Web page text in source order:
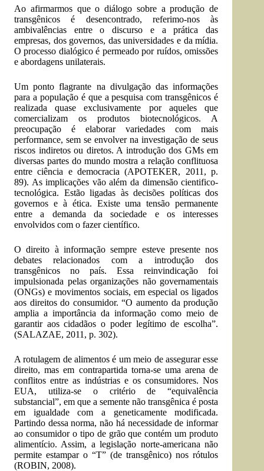
Ao afirmarmos que o diálogo sobre a produção de
transgênicos é desencontrado, referimo-nos às
ambivalências entre o discurso e a prática das
empresas, dos governos, das universidades e da mídia.
O processo dialógico é permeado por ruídos, omissões
e abordagens unilaterais.
Um ponto flagrante na divulgação das informações
para a população é que a pesquisa com transgênicos é
realizada quase exclusivamente por aqueles que
comercializam os produtos biotecnológicos. A
preocupação é elaborar variedades com mais
performance, sem se envolver na investigação de seus
riscos indiretos ou diretos. A introdução dos GMs em
diversas partes do mundo mostra a relação conflituosa
entre ciência e democracia (APOTEKER, 2011, p.
89). As implicações vão além da dimensão cientifico-
tecnológica. Estão ligadas às decisões políticas dos
governos e à ética. Existe uma tensão permanente
entre a demanda da sociedade e os interesses
envolvidos com o fazer científico.
O direito à informação sempre esteve presente nos
debates relacionados com a introdução dos
transgênicos no país. Essa reinvindicação foi
impulsionada pelas organizações não governamentais
(ONGs) e movimentos sociais, em especial os ligados
aos direitos do consumidor. “O aumento da produção
amplia a importância da informação como meio de
garantir aos cidadãos o poder legítimo de escolha”.
(SALAZAE, 2011, p. 302).
A rotulagem de alimentos é um meio de assegurar esse
direito, mas em contrapartida torna-se uma arena de
conflitos entre as indústrias e os consumidores. Nos
EUA, utiliza-se o critério de “equivalência
substancial”, em que a semente não transgênica é posta
em igualdade com a geneticamente modificada.
Partindo dessa norma, não há necessidade de informar
ao consumidor o tipo de grão que contém um produto
alimentício. Assim, a legislação norte-americana não
permite estampar o “T” (de transgênico) nos rótulos
(ROBIN, 2008).